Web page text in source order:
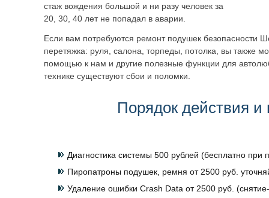
стаж вождения большой и ни разу человек за
20, 30, 40 лет не попадал в аварии.
Если вам потребуются ремонт подушек безопасности
перетяжка: руля, салона, торпеды, потолка, вы также
помощью к нам и другие полезные функции для
технике существуют сбои и поломки.
Порядок действия и
Диагностика системы 500 рублей (бесплатно при
Пиропатроны подушек, ремня от 2500 руб.
Удаление ошибки Crash Data от 2500 руб. (снятие-